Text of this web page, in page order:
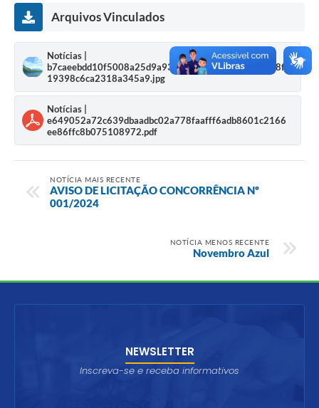
Arquivos Vinculados
Notícias |
b7caeebdd10f5008a25d9a93078769a8919b1c62fd08f
19398c6ca2318a345a9.jpg
Notícias |
e649052a72c639dbaadbc02a778faafff6adb8601c2166
ee86ffc8b075108972.pdf
NOTÍCIA MAIS RECENTE
AVISO DE LICITAÇÃO CONCORRÊNCIA Nº
001/2024
NOTÍCIA MENOS RECENTE
Novembro Azul
NEWSLETTER
Inscreva-se e receba informativos